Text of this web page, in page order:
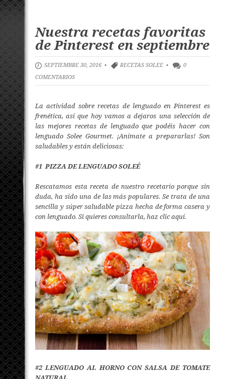
Nuestra recetas favoritas
de Pinterest en septiembre
SEPTIEMBRE 30, 2016 • RECETAS SOLEE •
0
COMENTARIOS
La actividad sobre recetas de lenguado en Pinterest es
frenética, así que hoy vamos a dejaros una selección de
las mejores recetas de lenguado que podéis hacer con
lenguado Solee Gourmet. ¡Anímate a prepararlas! Son
saludables y están deliciosas:
#1 PIZZA DE LENGUADO SOLEÉ
Rescatamos esta receta de nuestro recetario porque sin
duda, ha sido una de las más populares. Se trata de una
sencilla y súper saludable pizza hecha de forma casera y
con lenguado. Si quieres consultarla, haz clic aquí.
#2 LENGUADO AL HORNO CON SALSA DE TOMATE